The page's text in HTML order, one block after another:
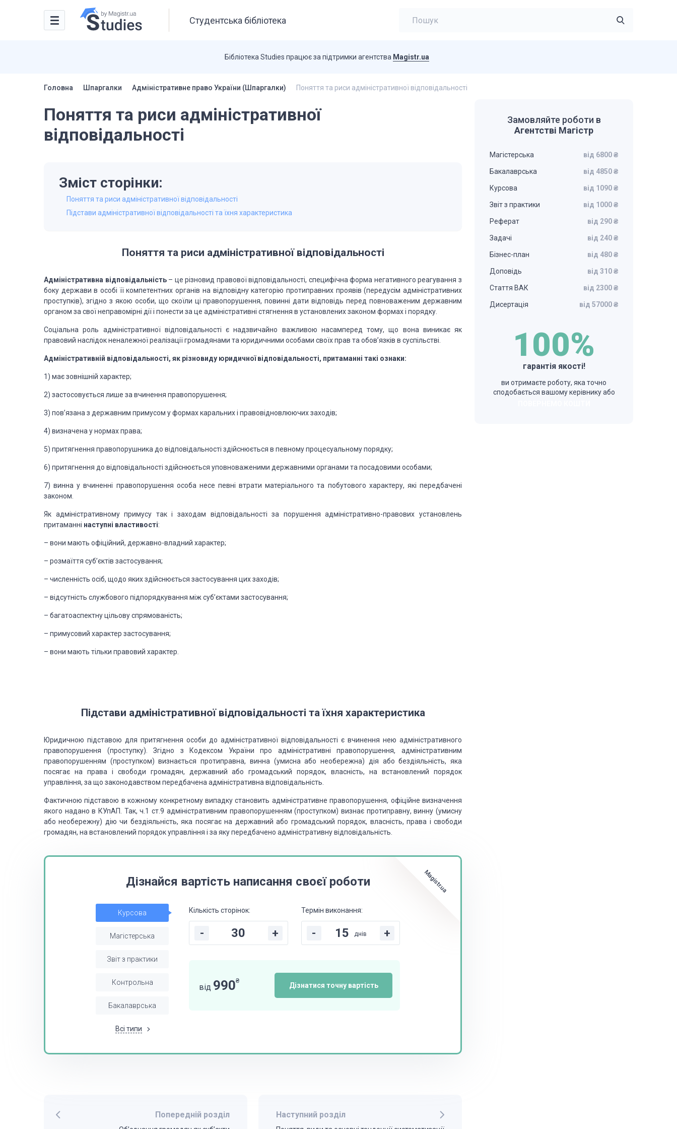
Студентська бібліотека
Бібліотека Studies працює за підтримки агентства Magistr.ua
Головна Шпаргалки Адміністративне право України (Шпаргалки) Поняття та риси адміністративної відповідальності
Поняття та риси адміністративної
відповідальності
Зміст сторінки:
Поняття та риси адміністративної відповідальності
Підстави адміністративної відповідальності та їхня характеристика
Поняття та риси адміністративноївідповідальності
Адміністративна відповідальність– це різновид правової відповідальності, специфічна форма негативного реагування з
боку держави в особі її компетентних органів на відповідну категорію протиправних проявів (передусім адміністративних
проступків), згідно з якою особи, що скоїли ці правопорушення, повинні дати відповідь перед повноваженим державним
органом за свої неправомірні дії і понести за це адміністративні стягнення в установлених законом формах і порядку.
Соціальна роль адміністративної відповідальності є надзвичайно важливою насамперед тому, що вона виникає як
правовий наслідок неналежної реалізаціїгромадянами та юридичними особами своїх прав та обов’язків в суспільстві.
Адміністративній відповідальності, як різновиду юридичної відповідальності, притаманні такі ознаки:
1) має зовнішній характер;
2) застосовується лише за вчинення правопорушення;
3) пов’язана з державним примусом у формах каральних і правовідновлюючих заходів;
4) визначена у нормах права;
5) притягнення правопорушника до відповідальності здійснюється в певному процесуальному порядку;
6) притягнення до відповідальності здійснюється уповноваженими державними органами та посадовими особами;
7) винна у вчиненні правопорушення особа несе певні втрати матеріального та побутового характеру, які передбачені
законом.
Як адміністративному примусу так і заходам відповідальності за порушення адміністративно-правових установлень
притаманні наступні властивості:
– вони мають офіційний, державно-владний характер;
– розмаїття суб’єктів застосування;
– численність осіб, щодо яких здійснюється застосування цих заходів;
– відсутність службового підпорядкування між суб’єктами застосування;
– багатоаспектну цільову спрямованість;
– примусовий характер застосування;
– вони мають тільки правовий характер.
Підстави адміністративної відповідальності та їхня характеристика
Юридичною підставою для притягнення особи до адміністративної відповідальності є вчинення нею адміністративного
правопорушення (проступку). Згідно з Кодексом України про адміністративні правопорушення, адміністративним
правопорушенням (проступком) визнається протиправна, винна (умисна або необережна) дія або бездіяльність, яка
посягає на права і свободи громадян, державний або громадський порядок, власність, на встановлений порядок
управління, за що законодавством передбачена адміністративна відповідальність.
Фактичною підставою в кожному конкретному випадку становить адміністративне правопорушення, офіційне визначення
якого надано в КУпАП. Так, ч.1 ст.9 адміністративним правопорушенням (проступком) визнає протиправну, винну (умисну
або необережну) дію чи бездіяльність, яка посягає на державний або громадський порядок, власність, права і свободи
громадян, на встановлений порядок управління і за яку передбачено адміністративну відповідальність.
Magistr.ua
Дізнайся вартість написання своєї роботи
Курсова
Магістерська
Звіт з практики
Контрольна
Бакалаврська
Всі типи
Кількість сторінок:
- +
Термін виконання:
- днів +
від 990₴
Дізнатися точну вартість
Попередній розділ Наступний розділ
Замовляйте роботи в
Агентстві Магістр
Магістерська від 6800 ₴
Бакалаврська від 4850 ₴
Курсова від 1090 ₴
Звіт з практики від 1000 ₴
Реферат від 290 ₴
Задачі від 240 ₴
Бізнес-план від 480 ₴
Доповідь від 310 ₴
Стаття ВАК від 2300 ₴
Дисертація від 57000 ₴
100%
гарантія якості!
ви отримаєте роботу, яка точно
сподобається вашому керівнику або